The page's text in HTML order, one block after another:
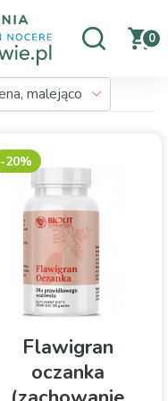
0
Flawigran
oczanka
-20%